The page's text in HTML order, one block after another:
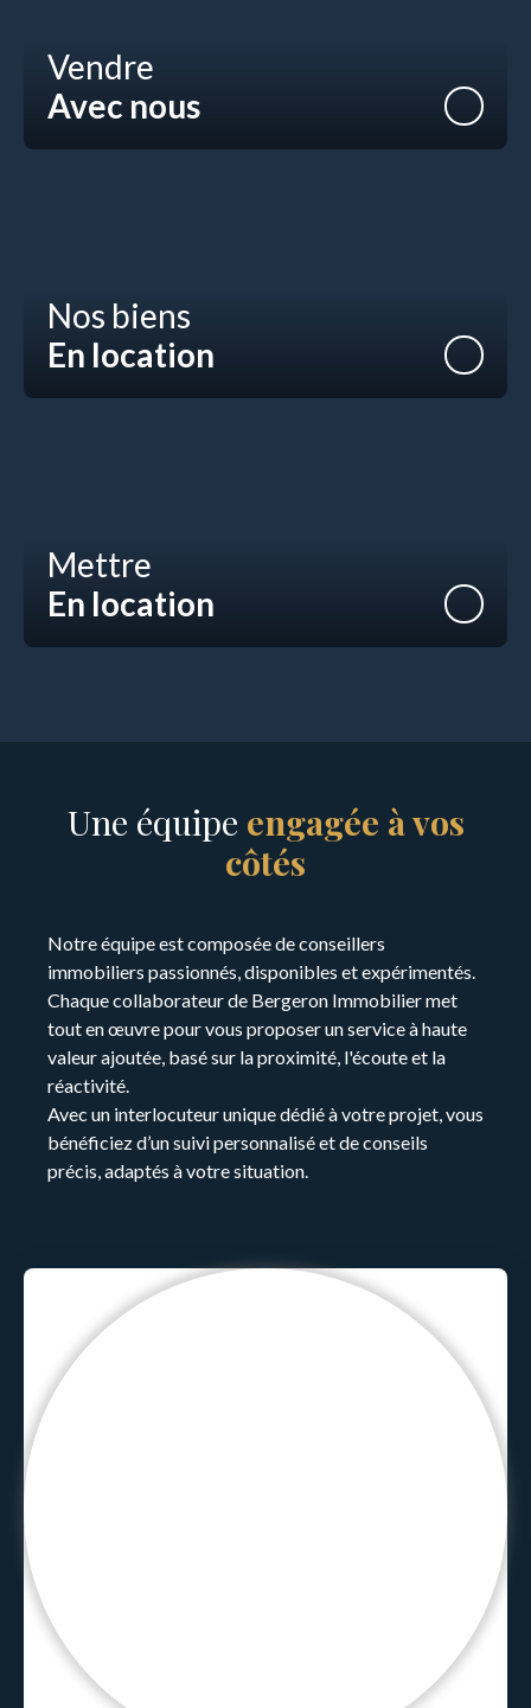
Vendre
Avec nous
Nos biens
En location
Mettre
En location
Une équipe engagée à vos
côtés
Notre équipe est composée de conseillers
immobiliers passionnés, disponibles et expérimentés.
Chaque collaborateur de Bergeron Immobilier met
tout en œuvre pour vous proposer un service à haute
valeur ajoutée, basé sur la proximité, l'écoute et la
réactivité.
Avec un interlocuteur unique dédié à votre projet, vous
bénéficiez d’un suivi personnalisé et de conseils
précis, adaptés à votre situation.